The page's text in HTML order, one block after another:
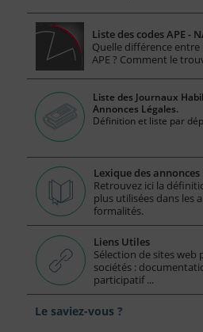
Liste des codes APE -
Quelle différence entre
APE ? Comment le
Liste des Journaux
Annonces Légales.
Définition et liste par
Lexique des annonces
Retrouvez ici la
plus utilisées dans les
formalités.
Liens Utiles
Sélection de sites
sociétés :
participatif ...
Le saviez-vous ?